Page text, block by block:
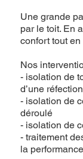
Une grande
par le toit. En
confort tout
Nos
- isolation de
d’une réfection
- isolation de
déroulé
- isolation de
- traitement
la